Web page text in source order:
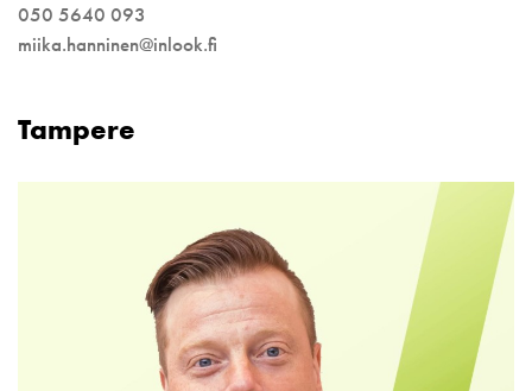
050 5640 093
miika.hanninen@inlook.fi
Tampere